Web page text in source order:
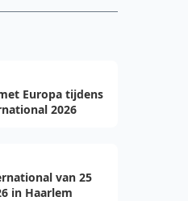
Europa tijdens
2026
van 25
in Haarlem